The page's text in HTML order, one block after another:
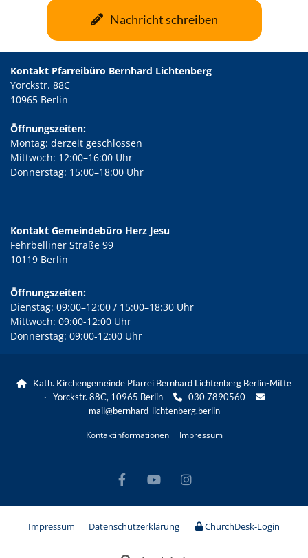
Nachricht schreiben
Kontakt Pfarreibüro Bernhard Lichtenberg
Yorckstr. 88C
10965 Berlin
Öffnungszeiten:
Montag: derzeit geschlossen
Mittwoch: 12:00–16:00 Uhr
Donnerstag: 15:00–18:00 Uhr
Kontakt Gemeindebüro Herz Jesu
Fehrbelliner Straße 99
10119 Berlin
Öffnungszeiten:
Dienstag: 09:00–12:00 / 15:00–18:30 Uhr
Mittwoch: 09:00-12:00 Uhr
Donnerstag: 09:00-12:00 Uhr

Kath. Kirchengemeinde Pfarrei Bernhard Lichtenberg Berlin-Mitte
· Yorckstr. 88C, 10965 Berlin
030 7890560 
mail@bernhard-lichtenberg.berlin
Kontaktinformationen Impressum
Impressum Datenschutzerklärung ChurchDesk-Login